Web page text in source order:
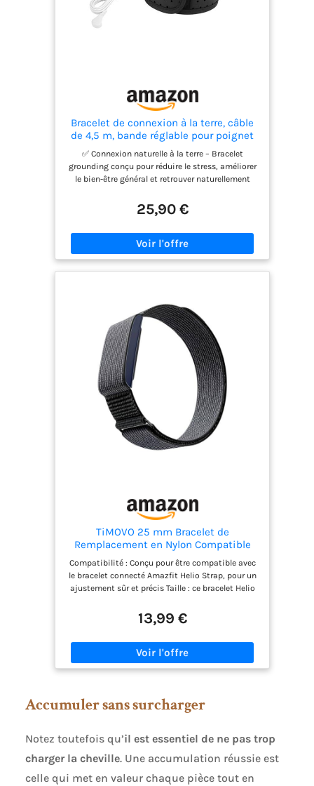
Bracelet de connexion à la terre, câble
de 4,5 m, bande réglable pour poignet
et cheville, noir, respirant
✅ Connexion naturelle à la terre – Bracelet
grounding conçu pour réduire le stress, améliorer
le bien-être général et retrouver naturellement
détente au quotidien – En vous connectant à la
terre, vous contribuez à diminuer la tension
constater une amélioration de la qualité du
sommeil et du repos. ✅ Matériau respirant et
jambe, idéal pour une utilisation pendant des
heures sans gêne. ✅ Câble extra long de 4,5 m –
Profitez de la liberté de mouvement tout en
restant connecté à la terre à la maison, au bureau
ou même pendant votre sommeil, sans renoncer
au confort. ✅ Sûr et compatible – Comprend un
connecteur universel adapté aux prises Earthing
standard. Compatible avec les produits Earthing
25,90 €
TiMOVO 25 mm Bracelet de
Remplacement en Nylon Compatible
avec le Bracelet
Compatibilité : Conçu pour être compatible avec
le bracelet connecté Amazfit Helio Strap, pour un
ajustement sûr et précis Taille : ce bracelet Helio
votre cheville. Bracelet librement réglable qui
s'ajuste facilement à la longueur de votre bras,
mm Conception légère et respirante : le bracelet
Helio vous garde au frais et à l'aise grâce à une
intenses ou par temps chaud. Matériau en nylon
haut de gamme : le bracelet Amazfit Helio est en
évacuant la transpiration. Entraînez-vous plus
intensément tout en restant à l'aise Ajustement
réglable et sûr : bracelet facile à régler qui
garantit un ajustement parfait et antidérapant
13,99 €
Accumuler sans surcharger
Notez toutefois qu’il est essentiel de ne pas trop
charger la cheville. Une accumulation réussie est
celle qui met en valeur chaque pièce tout en